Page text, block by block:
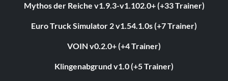
Mythos der Reiche v1.9.3-v1.102.0+ (+33 Trainer)
Euro Truck Simulator 2 v1.54.1.0s (+7 Trainer)
VOIN v0.2.0+ (+4 Trainer)
Klingenabgrund v1.0 (+5 Trainer)